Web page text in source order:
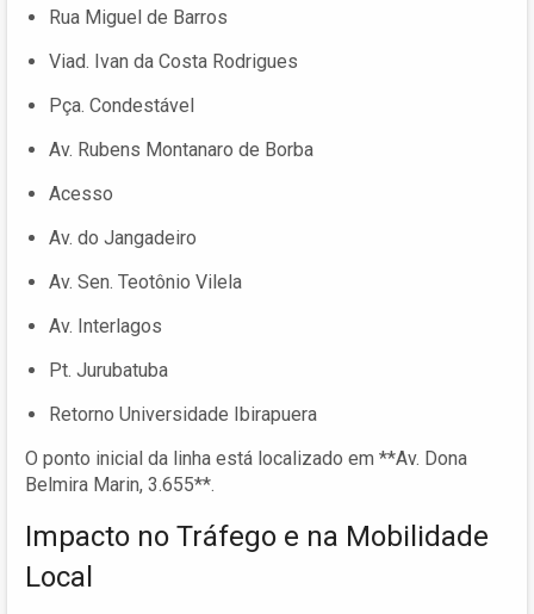
Rua Miguel de Barros
Viad. Ivan da Costa Rodrigues
Pça. Condestável
Av. Rubens Montanaro de Borba
Acesso
Av. do Jangadeiro
Av. Sen. Teotônio Vilela
Av. Interlagos
Pt. Jurubatuba
Retorno Universidade Ibirapuera
O ponto inicial da linha está localizado em **Av. Dona
Belmira Marin, 3.655**.
Impacto no Tráfego e na Mobilidade
Local